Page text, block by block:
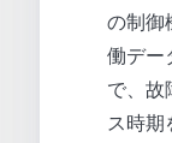
の制御
働デー
で、故
ス時期